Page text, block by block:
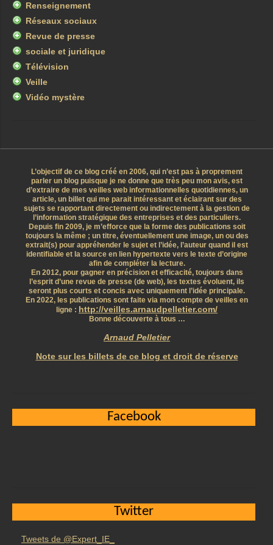
Renseignement
Réseaux sociaux
Revue de presse
sociale et juridique
Télévision
Veille
Vidéo mystère
L’objectif de ce blog créé en 2006, qui n’est pas à proprement
parler un blog puisque je ne donne que très peu mon avis, est
d’extraire de mes veilles web informationnelles quotidiennes, un
article, un billet qui me parait intéressant et éclairant sur des
sujets se rapportant directement ou indirectement à la gestion de
l’information stratégique des entreprises et des particuliers.
Depuis fin 2009, je m’efforce que la forme des publications soit
toujours la même ; un titre, éventuellement une image, un ou des
extrait(s) pour appréhender le sujet et l’idée, l’auteur quand il est
identifiable et la source en lien hypertexte vers le texte d’origine
afin de compléter la lecture.
En 2012, pour gagner en précision et efficacité, toujours dans
l’esprit d’une revue de presse (de web), les textes évoluent, ils
seront plus courts et concis avec uniquement l’idée principale.
En 2022, les publications sont faite via mon compte de veilles en
ligne : http://veilles.arnaudpelletier.com/
Bonne découverte à tous …
Arnaud Pelletier
Note sur les billets de ce blog et droit de réserve
Facebook
Twitter
Tweets de @Expert_IE_